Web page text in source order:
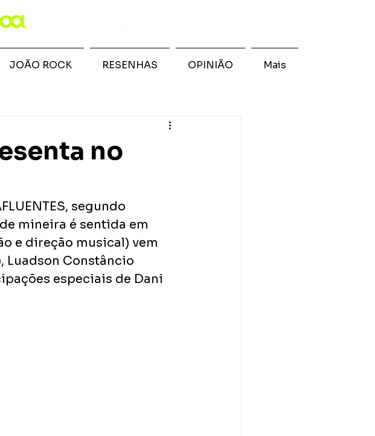
no
segundo
mineira é sentida em
e direção musical) vem
Luadson Constâncio
especiais de Dani
JOÃO ROCK RESENHAS OPINIÃO Mais